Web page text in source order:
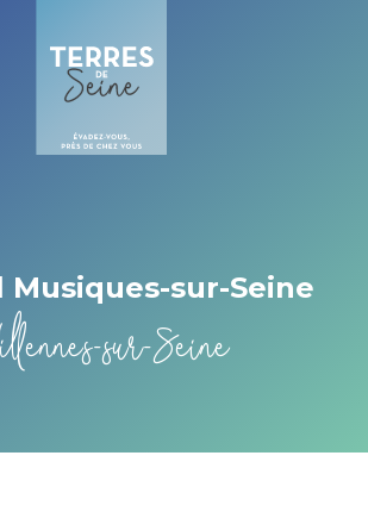
Musiques-sur-Seine
sur-Seine